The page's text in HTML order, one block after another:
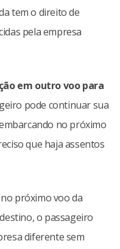
tem o direito de
pela empresa
em outro voo para
pode continuar sua
no próximo
que haja assentos
próximo voo da
o passageiro
diferente sem